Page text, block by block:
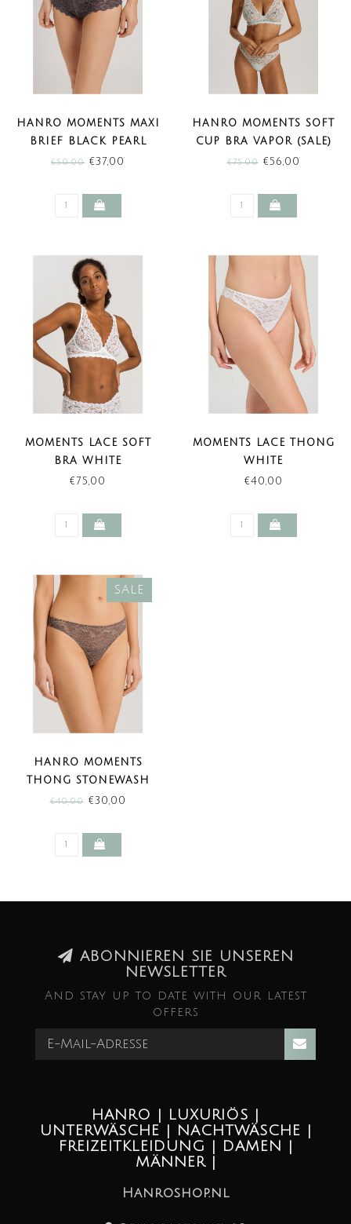
HANRO MOMENTS MAXI
BRIEF BLACK PEARL
(SALE)
€50,00 €37,00
HANRO MOMENTS SOFT
CUP BRA VAPOR (SALE)
€75,00€56,00
MOMENTS LACE SOFT
BRA WHITE
€75,00
MOMENTS LACE THONG
WHITE
€40,00
SALE
HANRO MOMENTS
THONG STONEWASH
(SALE)
€40,00€30,00
ABONNIEREN SIE UNSEREN
NEWSLETTER
And stay up to date with our latest
offers
HANRO | LUXURIÖS |
UNTERWÄSCHE | NACHTWÄSCHE |
FREIZEITKLEIDUNG | DAMEN |
MÄNNER |
Hanroshop.nl